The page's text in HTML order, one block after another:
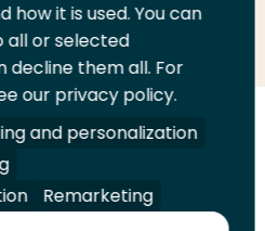
Print
deze
pagina
A-Z Index
Contact
it is used. You can
all or selected
decline them all. For
our privacy policy.
and personalization
Remarketing